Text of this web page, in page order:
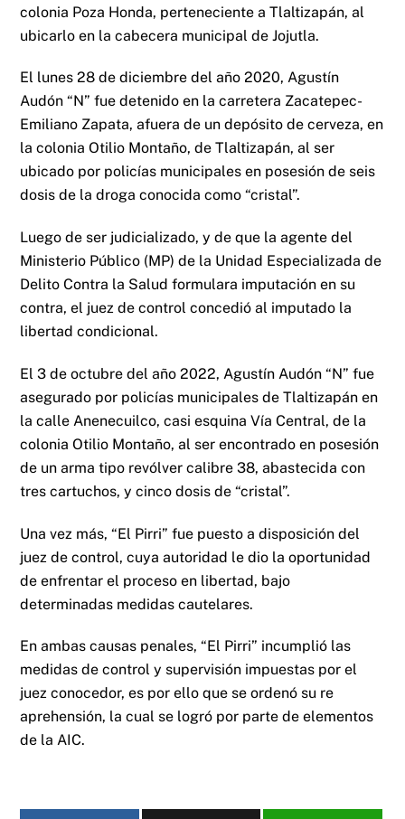
colonia Poza Honda, perteneciente a Tlaltizapán, al
ubicarlo en la cabecera municipal de Jojutla.
El lunes 28 de diciembre del año 2020, Agustín
Audón “N” fue detenido en la carretera Zacatepec-
Emiliano Zapata, afuera de un depósito de cerveza, en
la colonia Otilio Montaño, de Tlaltizapán, al ser
ubicado por policías municipales en posesión de seis
dosis de la droga conocida como “cristal”.
Luego de ser judicializado, y de que la agente del
Ministerio Público (MP) de la Unidad Especializada de
Delito Contra la Salud formulara imputación en su
contra, el juez de control concedió al imputado la
libertad condicional.
El 3 de octubre del año 2022, Agustín Audón “N” fue
asegurado por policías municipales de Tlaltizapán en
la calle Anenecuilco, casi esquina Vía Central, de la
colonia Otilio Montaño, al ser encontrado en posesión
de un arma tipo revólver calibre 38, abastecida con
tres cartuchos, y cinco dosis de “cristal”.
Una vez más, “El Pirri” fue puesto a disposición del
juez de control, cuya autoridad le dio la oportunidad
de enfrentar el proceso en libertad, bajo
determinadas medidas cautelares.
En ambas causas penales, “El Pirri” incumplió las
medidas de control y supervisión impuestas por el
juez conocedor, es por ello que se ordenó su re
aprehensión, la cual se logró por parte de elementos
de la AIC.